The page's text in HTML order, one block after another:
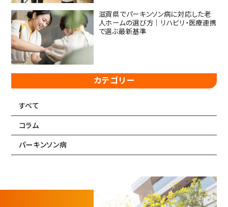
滋賀県でパーキンソン病に対応した老
人ホームの選び方｜リハビリ・医療連携
で選ぶ最新基準
カテゴリー
すべて
コラム
パーキンソン病